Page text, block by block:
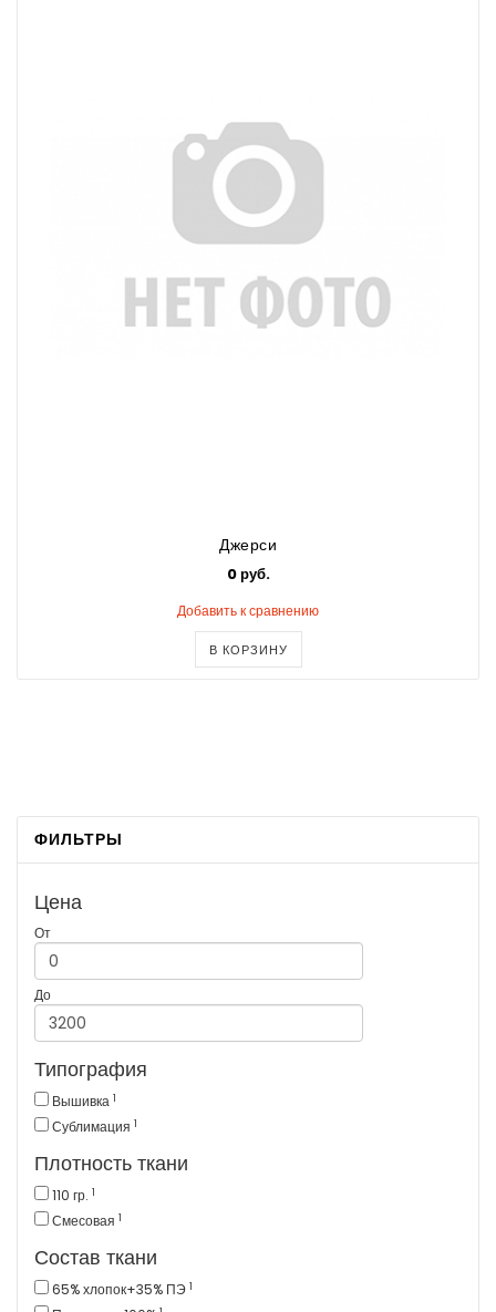
Джерси
0 руб.
Добавить к сравнению
В КОРЗИНУ
ФИЛЬТРЫ
Цена
От
До
Типография
Вышивка 1
Сублимация 1
Плотность ткани
110 гр. 1
Смесовая 1
Состав ткани
65% хлопок+35% ПЭ 1